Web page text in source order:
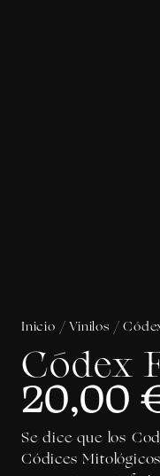
Inicio / Vinilos /
Códex
20,00
Se dice que los
Códices